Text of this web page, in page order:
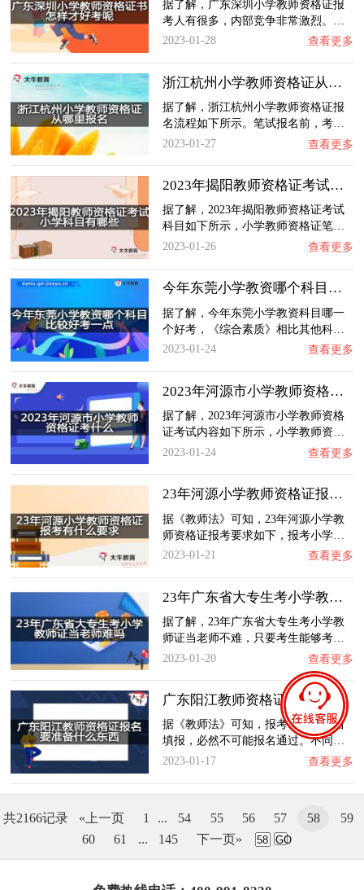
据了解，广东深圳小学教师资格证报
考人有很多，内部竞争非常激烈。…
2023-01-28
查看更多
浙江杭州小学教师资格证从哪里报名？
据了解，浙江杭州小学教师资格证报
名流程如下所示。笔试报名前，考…
2023-01-27
查看更多
2023年揭阳教师资格证考试小学科目有哪些？
据了解，2023年揭阳教师资格证考试
科目如下所示，小学教师资格证笔…
2023-01-26
查看更多
今年东莞小学教资哪个科目比较好考一点？
据了解，今年东莞小学教资科目哪一
个好考，《综合素质》相比其他科…
2023-01-24
查看更多
2023年河源市小学教师资格证考什么？
据了解，2023年河源市小学教师资格
证考试内容如下所示，小学教师资…
2023-01-24
查看更多
23年河源小学教师资格证报考有什么要求？
据《教师法》可知，23年河源小学教
师资格证报考要求如下，报考小学…
2023-01-21
查看更多
23年广东省大专生考小学教师证当老师难吗？
据了解，23年广东省大专生考小学教
师证当老师不难，只要考生能够考…
2023-01-20
查看更多
广东阳江教师资格证报名要准备什么东西？
据《教师法》可知，报考不带齐东西
填报，必然不可能报名通过。不同…
2023-01-17
查看更多
共2166记录 «上一页 1 ... 54 55 56 57 58
59
60
61 ... 145 下一页» GO